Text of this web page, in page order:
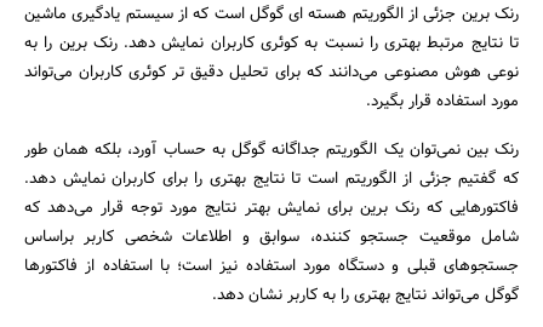
جستجو
رنک برین جزئی از الگوریتم هسته ای گوگل است که از سیستم یادگیری ماشین
تا نتایج مرتبط بهتری را نسبت به کوئری کاربران نمایش دهد. رنک برین را به
نوعی هوش مصنوعی می‌دانند که برای تحلیل دقیق تر کوئری کاربران می‌تواند
مورد استفاده قرار بگیرد.
رنک بین نمی‌توان یک الگوریتم جداگانه گوگل به حساب آورد، بلکه همان طور
که گفتیم جزئی از الگوریتم است تا نتایج بهتری را برای کاربران نمایش دهد.
فاکتورهایی که رنک برین برای نمایش بهتر نتایج مورد توجه قرار می‌دهد که
شامل موقعیت جستجو کننده، سوابق و اطلاعات شخصی کاربر براساس
جستجوهای قبلی و دستگاه مورد استفاده نیز است؛ با استفاده از فاکتورها
گوگل می‌تواند نتایج بهتری را به کاربر نشان دهد.